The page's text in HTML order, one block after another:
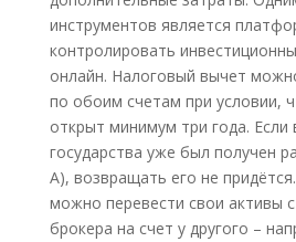
инструментов является
контролировать
онлайн. Налоговый вычет
по обоим счетам при условии,
открыт минимум три года. Если
государства уже был получен
А), возвращать его не
можно перевести свои активы
брокера на счет у другого –